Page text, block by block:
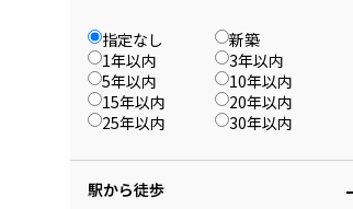
指定なし
新築
1年以内
3年以内
5年以内
10年以内
15年以内
20年以内
25年以内
30年以内
駅から徒歩